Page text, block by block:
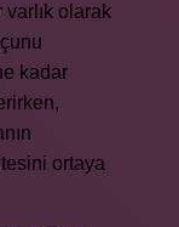
varlık olarak
kadar
ortaya